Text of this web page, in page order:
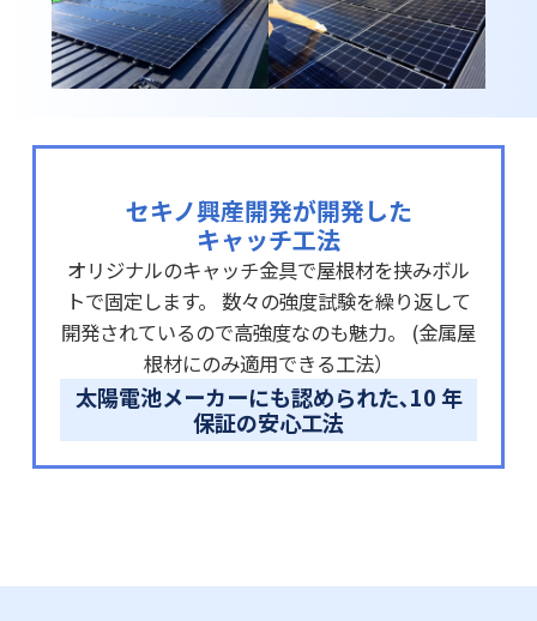
セキノ興産開発が開発した
キャッチ工法
オリジナルのキャッチ金具で屋根材を挟みボル
トで固定します。 数々の強度試験を繰り返して
開発されているので高強度なのも魅力。 (金属屋
根材にのみ適用できる工法）
太陽電池メーカーにも認められた､10 年
保証の安心工法